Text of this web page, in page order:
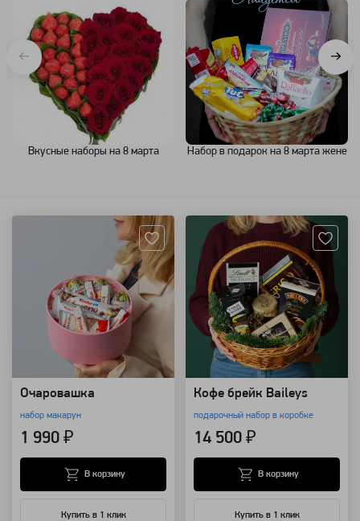
Вкусные наборы на 8 марта Набор в подарок на 8 марта жене
Очаровашка
набор макарун
1 990 ₽
Купить в 1 клик
В корзину
Кофе брейк Baileys
подарочный набор в коробке
14 500 ₽
Купить в 1 клик
В корзину